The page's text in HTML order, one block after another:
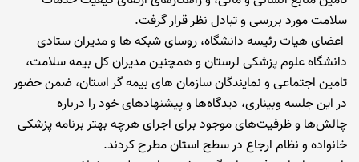
سلامت مورد بررسی و تبادل نظر قرار گرفت.
اعضای هیات رئیسه دانشگاه، روسای شبکه ها و مدیران ستادی
دانشگاه علوم پزشکی لرستان و همچنین مدیران کل بیمه سلامت،
تامین اجتماعی و نمایندگان سازمان های بیمه گر استان، ضمن حضور
در این جلسه وبیناری، دیدگاه‌ها و پیشنهادهای خود را درباره
چالش‌ها و ظرفیت‌های موجود برای اجرای هرچه بهتر برنامه پزشکی
خانواده و نظام ارجاع در سطح استان مطرح کردند.